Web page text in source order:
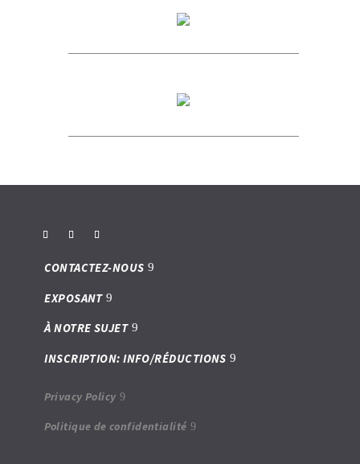
CONTACTEZ-NOUS
EXPOSANT
À NOTRE SUJET
INSCRIPTION: INFO/RÉDUCTIONS
Privacy Policy
Politique de confidentialité